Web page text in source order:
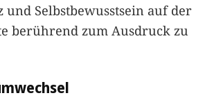
und Selbstbewusstsein auf der
berührend zum Ausdruck zu